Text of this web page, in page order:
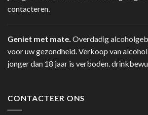
contacteren.
Geniet met mate. Overdadig
voor uw gezondheid. Verkoop van
jonger dan 18 jaar is verboden.
CONTACTEER ONS